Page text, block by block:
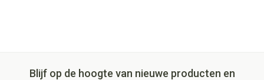
Blijf op de hoogte van nieuwe producten en